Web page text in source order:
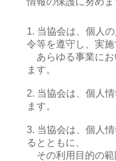
1. 当協会は、個人
令等を遵守し、実施
あらゆる事業にお
ます。
2. 当協会は、個人
ます。
3. 当協会は、個人
るとともに、
その利用目的の範